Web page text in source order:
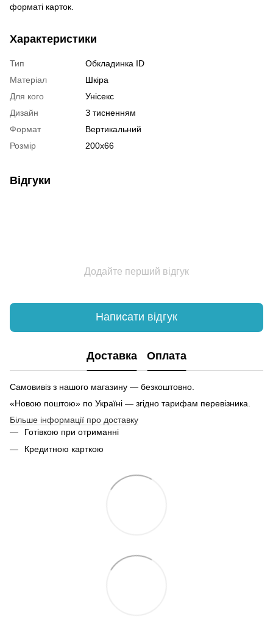
форматі карток.
Характеристики
Тип
Обкладинка ID
Матеріал
Шкіра
Для кого
Унісекс
Дизайн
З тисненням
Формат
Вертикальний
Розмір
200х66
Відгуки
Додайте перший відгук
Написати відгук
Доставка Оплата
Самовивіз з нашого магазину — безкоштовно.
«Новою поштою» по Україні — згідно тарифам перевізника.
Більше інформації про доставку
Готівкою при отриманні
Кредитною карткою